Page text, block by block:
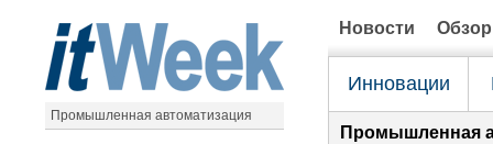
Промышленная автоматизация
Новости
Инновации
Промышленная